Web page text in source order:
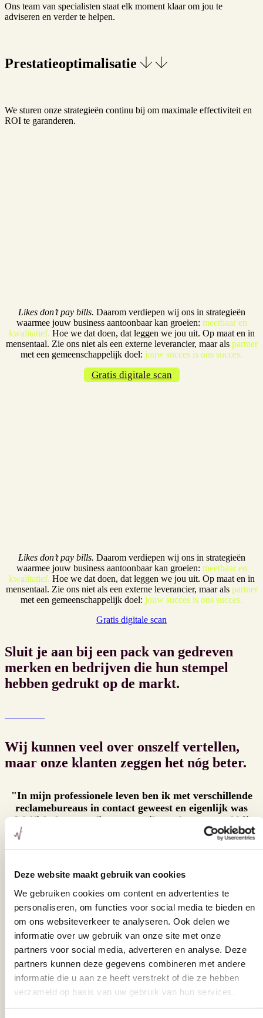
Deze website maakt gebruik van cookies
We gebruiken cookies om content en advertenties te
personaliseren, om functies voor social media te bieden en
om ons websiteverkeer te analyseren. Ook delen we
informatie over uw gebruik van onze site met onze
partners voor social media, adverteren en analyse. Deze
partners kunnen deze gegevens combineren met andere
informatie die u aan ze heeft verstrekt of die ze hebben
verzameld op basis van uw gebruik van hun services.
Ons team van specialisten staat elk moment klaar om jou te
adviseren en verder te helpen.
Prestatieoptimalisatie
We sturen onze strategieën continu bij om maximale effectiviteit en
ROI te garanderen.
Likes don’t pay bills. Daarom verdiepen wij ons in strategieën
waarmee jouw business aantoonbaar kan groeien: meetbaar en
kwalitatief. Hoe we dat doen, dat leggen we jou uit. Op maat en in
mensentaal. Zie ons niet als een externe leverancier, maar als partner
met een gemeenschappelijk doel: jouw succes is ons succes.
Gratis digitale scan
Likes don’t pay bills. Daarom verdiepen wij ons in strategieën
waarmee jouw business aantoonbaar kan groeien: meetbaar en
kwalitatief. Hoe we dat doen, dat leggen we jou uit. Op maat en in
mensentaal. Zie ons niet als een externe leverancier, maar als partner
met een gemeenschappelijk doel: jouw succes is ons succes.
Gratis digitale scan
Sluit je aan bij een pack van gedreven
merken en bedrijven die hun stempel
hebben gedrukt op de markt.
Wij kunnen veel over onszelf vertellen,
maar onze klanten zeggen het nóg beter.
"In mijn professionele leven ben ik met verschillende
reclamebureaus in contact geweest en eigenlijk was
Wolfish de eerste firma waar ik een beter gevoel bij
had. Na het intakegesprek met Stijn, Elke en Ewout,
juiste resultaat te bekomen en de juiste doelgroep te
Arbor Bart Degeest
"Vanaf de eerste intake dook Wolfish echt in onze
business en gaf ons voor het eerst inzicht in wat er
onder de motorkap gebeurt. Elk advies is gericht en
elke meeting biedt ons nieuwe inzichten. Wolfish
maakte grote beloftes over wat we konden verwachten
en tot op heden kunnen we ze geen ongelijk geven. Ze
kijken verder dan alleen het aanreiken van leads; ze